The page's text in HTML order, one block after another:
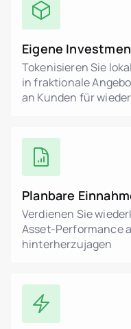
Eigene
Tokenisieren Sie
in fraktionale
an Kunden für
Planbare
Verdienen Sie
Asset-Performance
hinterherzujagen